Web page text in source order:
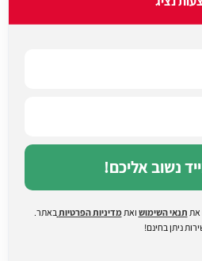
נשוב אליכם!
את תנאי השימוש ואתמדיניות הפרטיות באתר.
ניתן בחינם!